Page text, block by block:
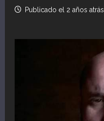
Publicado el 2 años atrás